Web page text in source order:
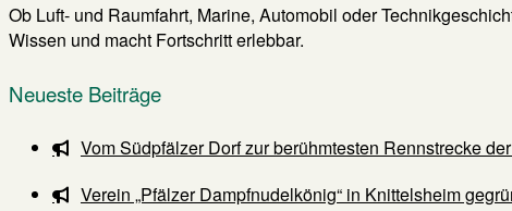
Ob Luft- und Raumfahrt, Marine, Automobil oder
Wissen und macht Fortschritt erlebbar.
Neueste Beiträge
Vom Südpfälzer Dorf zur berühmtesten Rennstrecke
Verein „Pfälzer Dampfnudelkönig“ in Knittelsheim